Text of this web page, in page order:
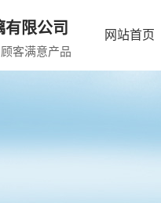
限公司
客满意产品
网站首页